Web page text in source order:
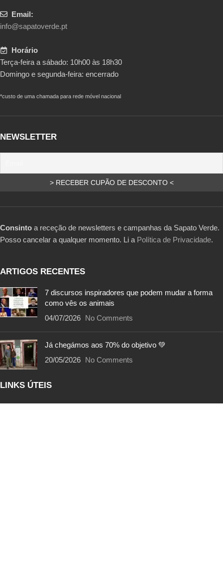
Email:
info@sapatoverde.pt
Horário
Terça-feira a sábado: 10h00 às 18h30
Domingo e segunda-feira: encerrado
*custo de uma chamada para rede móvel nacional
NEWSLETTER
Consinto a receção de newsletters e campanhas da Sapato Verde.
Posso cancelar a qualquer momento. Li a Política de Privacidade.
ARTIGOS RECENTES
7 discursos inspiradores que podem mudar a forma
como vês os animais
04/07/2026 No Comments
Já chegámos aos 70% do objetivo 💚
20/05/2026 No Comments
LINKS ÚTEIS